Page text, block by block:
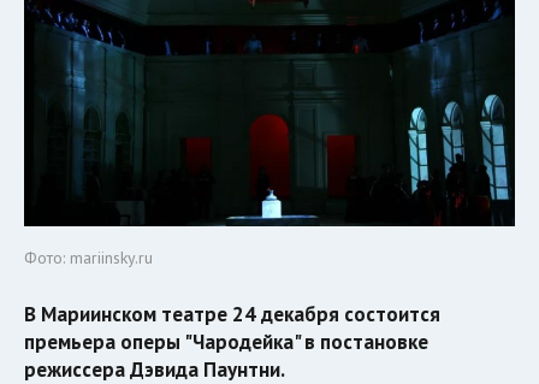
Фото: mariinsky.ru
В Мариинском театре 24 декабря состоится
премьера оперы "Чародейка" в постановке
режиссера Дэвида Паунтни.